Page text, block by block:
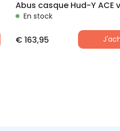
En stock
€ 163,95